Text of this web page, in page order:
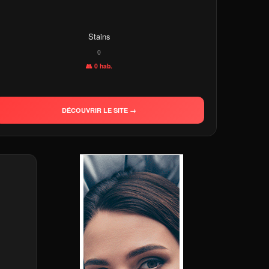
Stains
0
👥 0 hab.
DÉCOUVRIR LE SITE →